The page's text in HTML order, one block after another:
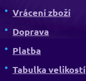
Vrácení zboží
Doprava
Platba
Tabulka velikostí